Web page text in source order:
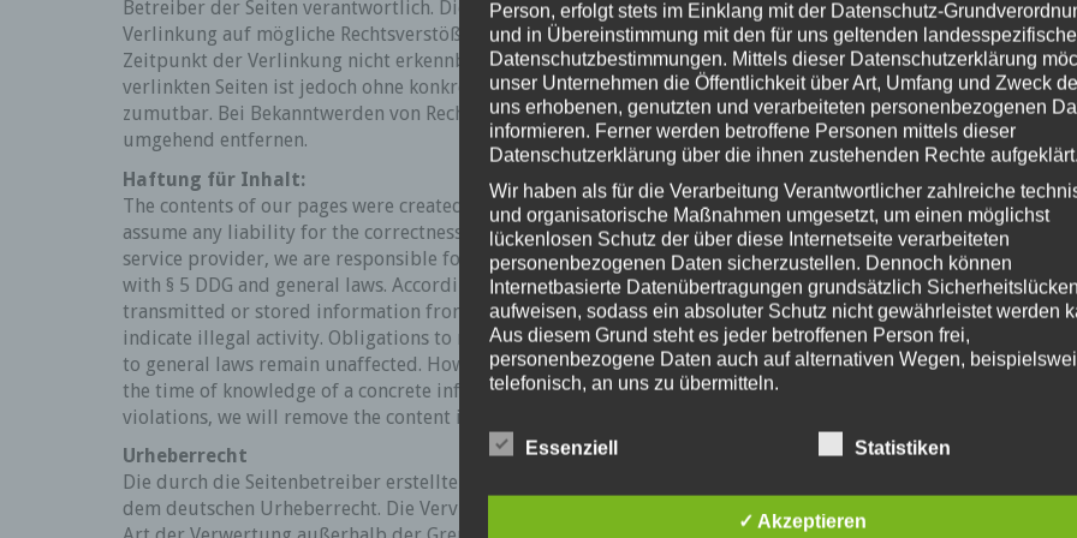
Betreiber der Seiten verantwortlich. Die verlinkten Seiten wurden zum Zeitpunkt der
Verlinkung auf mögliche Rechtsverstöße überprüft. Rechtswidrige Inhalte waren zum
Zeitpunkt der Verlinkung nicht erkennbar. Eine permanente inhaltliche Kontrolle der
verlinkten Seiten ist jedoch ohne konkrete Anhaltspunkte einer Rechtsverletzung nicht
zumutbar. Bei Bekanntwerden von Rechtsverletzungen werden wir derartige Links
umgehend entfernen.
Haftung für Inhalt:
The contents of our pages were created with the greatest care. However, we cannot
assume any liability for the correctness, completeness and topicality of the contents. As a
service provider, we are responsible for our own content on these pages in accordance
with § 5 DDG and general laws. According to § 5 DDG we are not obliged to monitor
transmitted or stored information from third parties or to investigate circumstances that
indicate illegal activity. Obligations to remove or block the use of information according
to general laws remain unaffected. However, liability in this respect is only possible from
the time of knowledge of a concrete infringement. If we become aware of any such
violations, we will remove the content in question immediately.
Urheberrecht
Die durch die Seitenbetreiber erstellten Inhalte und Werke auf diesen Seiten unterliegen
dem deutschen Urheberrecht. Die Vervielfältigung, Bearbeitung, Verbreitung und jede
A
r
c
h
Person, erfolgt stets im Einklang mit der Datenschutz-
und in Übereinstimmung mit den für uns geltenden
Datenschutzbestimmungen. Mittels dieser Datenschutzerklärung
unser Unternehmen die Öffentlichkeit über Art, Umfang und Zweck
uns erhobenen, genutzten und verarbeiteten personenbezogenen
informieren. Ferner werden betroffene Personen mittels dieser
Datenschutzerklärung über die ihnen zustehenden Rechte aufgeklärt.
Wir haben als für die Verarbeitung Verantwortlicher zahlreiche
und organisatorische Maßnahmen umgesetzt, um einen möglichst
lückenlosen Schutz der über diese Internetseite verarbeiteten
personenbezogenen Daten sicherzustellen. Dennoch können
Internetbasierte Datenübertragungen grundsätzlich Sicherheitslücken
aufweisen, sodass ein absoluter Schutz nicht gewährleistet werden
Aus diesem Grund steht es jeder betroffenen Person frei,
personenbezogene Daten auch auf alternativen Wegen,
telefonisch, an uns zu übermitteln.
Europäischen Richtlinien- und Verordnungsgeber beim Erlass der
Datenschutz-Grundverordnung (DS-GVO) verwendet wurden. Unsere
Essenziell Statistiken
✓ Akzeptieren